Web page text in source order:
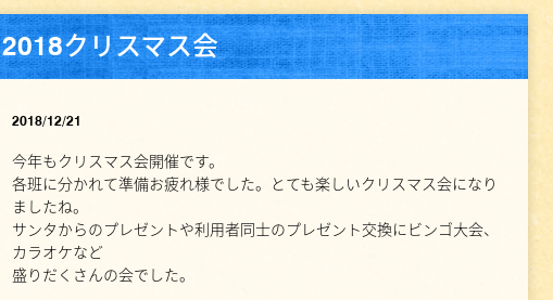
2018クリスマス会
2018/12/21
今年もクリスマス会開催です。
各班に分かれて準備お疲れ様でした。とても楽しいクリスマス会になり
ましたね。
サンタからのプレゼントや利用者同士のプレゼント交換にビンゴ大会、
カラオケなど
盛りだくさんの会でした。